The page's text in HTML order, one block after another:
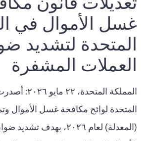
غسل الأموال في
المتحدة لتشديد
العملات المشفرة
المملكة المتحدة،
المتحدة لوائح مكافحة غسل الأموال
(المعدلة) لعام ٢٠٢٦،